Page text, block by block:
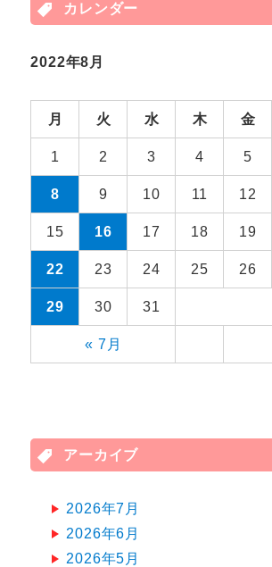
カレンダー
2022年8月
月 火 水 木 金
« 7月
1 2 3 4 5
8 9 10 11 12
15 16 17 18 19
22 23 24 25 26
29 30 31
アーカイブ
2026年7月
2026年6月
2026年5月